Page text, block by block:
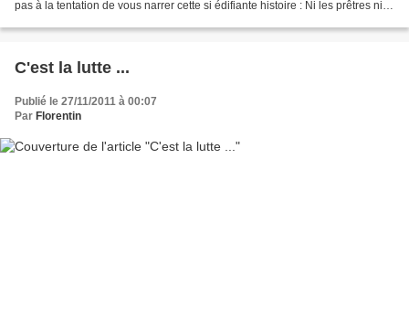
pas à la tentation de vous narrer cette si édifiante histoire : Ni les prêtres ni
C'est la lutte ...
Publié le 27/11/2011 à 00:07
Par Florentin